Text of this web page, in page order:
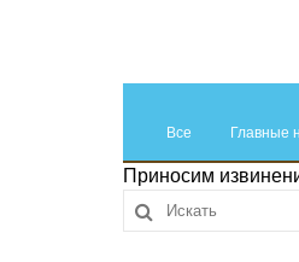
Все Главные
Приносим